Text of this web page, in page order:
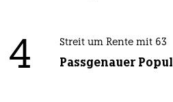
4 Streit um Rente mit 63
Passgenauer